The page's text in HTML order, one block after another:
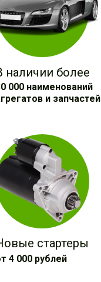
стартеры
4 000 рублей
наличии более
000 наименований
и запчастей